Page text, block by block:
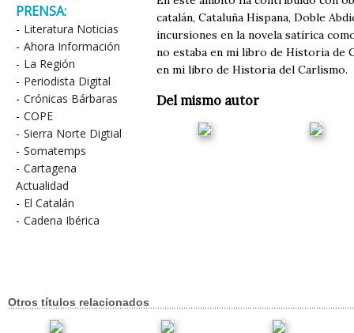
PRENSA:
- Literatura Noticias
- Ahora Información
- La Región
- Periodista Digital
- Crónicas Bárbaras
- COPE
- Sierra Norte Digtial
- Somatemps
- Cartagena
Actualidad
- El Catalán
- Cadena Ibérica
catalán, Cataluña Hispana, Doble
incursiones en la novela satírica
no estaba en mi libro de Historia de
en mi libro de Historia del Carlismo.
Del mismo autor
Otros títulos relacionados